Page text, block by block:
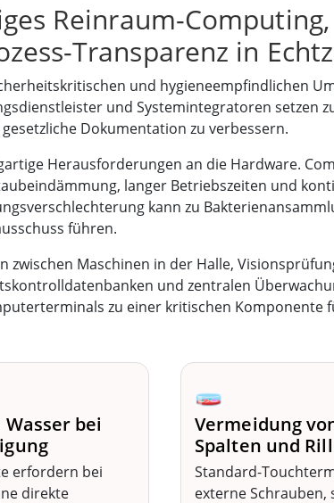
Reinraum-Computing,
Transparenz in
und hygieneempfindlichen
und Systemintegratoren setzen
Dokumentation zu verbessern.
Herausforderungen an die Hardware.
langer Betriebszeiten und
kann zu
führen.
Maschinen in der Halle,
und zentralen
zu einer kritischen Komponente
bei
erfordern bei
direkte
🧫
Vermeidung
Spalten und
Standard-
externe Schrauben,